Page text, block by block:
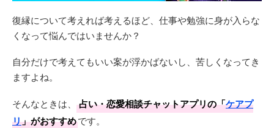
復縁について考えれば考えるほど、仕事や勉強に身が入らな
くなって悩んではいませんか？
自分だけで考えてもいい案が浮かばないし、苦しくなってき
ますよね。
そんなときは、 占い・恋愛相談チャットアプリの「ケアプ
リ」がおすすめです。